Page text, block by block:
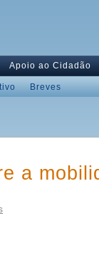
Apoio ao Cidadão
Breves
a